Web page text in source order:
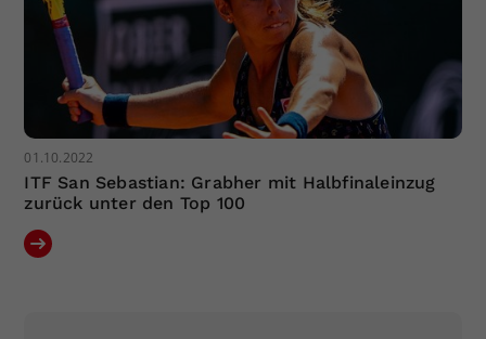
01.10.2022
ITF San Sebastian: Grabher mit Halbfinaleinzug
zurück unter den Top 100